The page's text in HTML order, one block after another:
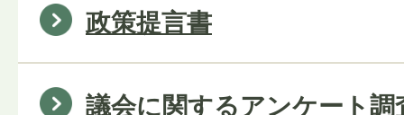
政策提言書
議会に関するアンケート調